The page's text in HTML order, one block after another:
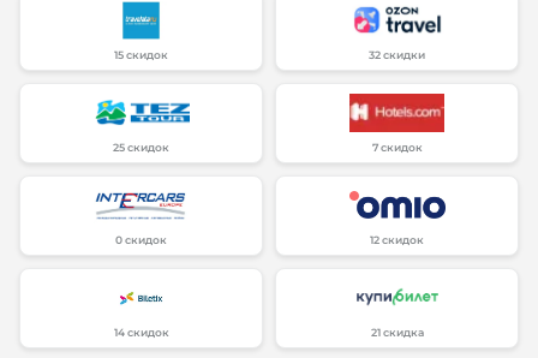
15 скидок 32 скидки
25 скидок 7 скидок
0 скидок 12 скидок
14 скидок 21 скидка